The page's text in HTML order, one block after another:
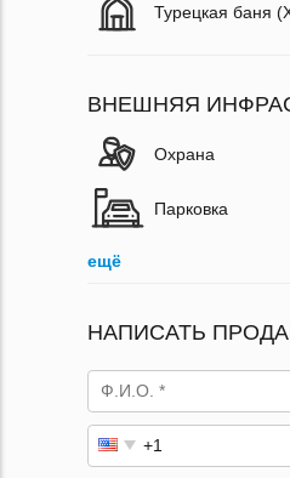
Турецкая баня
ВНЕШНЯЯ
Охрана
Парковка
ещё
НАПИСАТЬ